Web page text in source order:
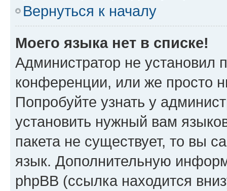
Вернуться к началу
Моего языка нет в списке!
Администратор не установил
конференции, или же просто
Попробуйте узнать у
установить нужный вам
пакета не существует, то вы
язык. Дополнительную
phpBB (ссылка находится